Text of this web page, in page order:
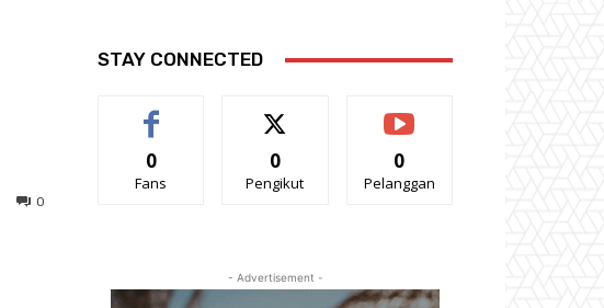
0
STAY CONNECTED
0
Fans
0
Pengikut
0
Pelanggan
- Advertisement -